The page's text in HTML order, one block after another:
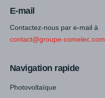
E-mail
Contactez-nous par e-mail à
contact@groupe-comelec.com
Navigation rapide
Photovoltaïque